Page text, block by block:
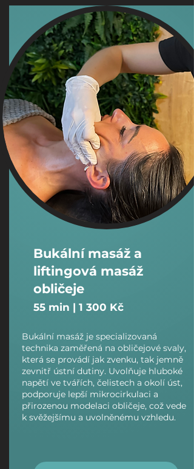
Bukální masáž a
liftingová masáž
obličeje
​55 min | 1 300 Kč
Bukální masáž je specializovaná
technika zaměřená na obličejové svaly,
která se provádí jak zvenku, tak jemně
zevnitř ústní dutiny. Uvolňuje hluboké
napětí ve tvářích, čelistech a okolí úst,
podporuje lepší mikrocirkulaci a
přirozenou modelaci obličeje, což vede
k svěžejšímu a uvolněnému vzhledu.